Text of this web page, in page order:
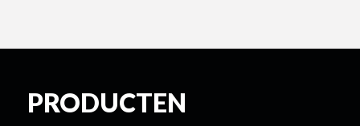
PRODUCTEN